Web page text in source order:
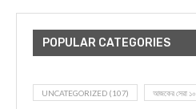
POPULAR CATEGORIES
UNCATEGORIZED (107) আজকের সেরা ১০